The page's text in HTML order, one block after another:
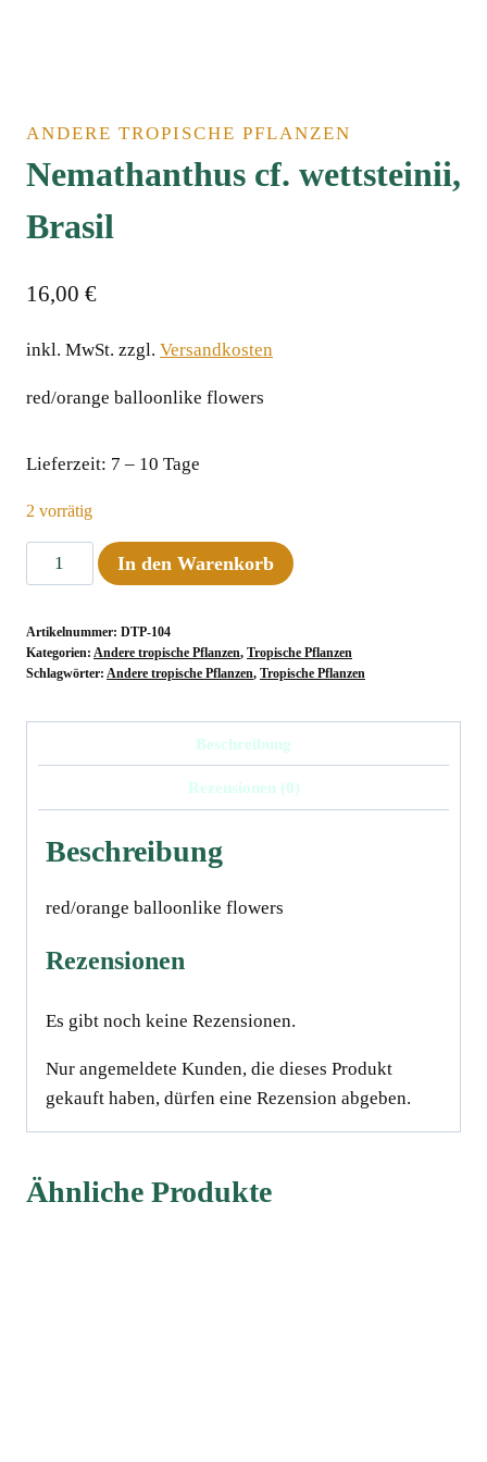
ANDERE TROPISCHE PFLANZEN
Nemathanthus cf. wettsteinii,
Brasil
16,00 €
inkl. MwSt. zzgl. Versandkosten
red/orange balloonlike flowers
Lieferzeit: 7 – 10 Tage
2 vorrätig
Nemathanthus
cf.
Brasil
Menge
In den Warenkorb
Artikelnummer: DTP-104
Kategorien: Andere tropische Pflanzen, Tropische Pflanzen
Schlagwörter: Andere tropische Pflanzen, Tropische Pflanzen
Beschreibung
Rezensionen (0)
Beschreibung
red/orange balloonlike flowers
Rezensionen
Es gibt noch keine Rezensionen.
Nur angemeldete Kunden, die dieses Produkt
gekauft haben, dürfen eine Rezension abgeben.
Ähnliche Produkte